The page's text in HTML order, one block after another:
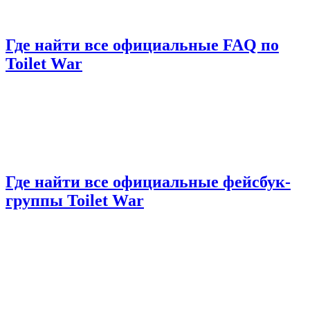
Где найти все официальные FAQ по
Toilet War
Где найти все официальные фейсбук-
группы Toilet War